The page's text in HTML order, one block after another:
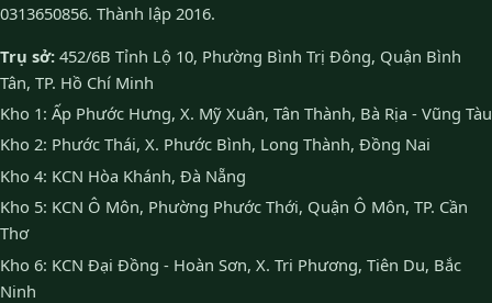
0313650856. Thành lập 2016.
Trụ sở: 452/6B Tỉnh Lộ 10, Phường Bình Trị Đông, Quận Bình
Tân, TP. Hồ Chí Minh
Kho 1: Ấp Phước Hưng, X. Mỹ Xuân, Tân Thành, Bà Rịa - Vũng Tàu
Kho 2: Phước Thái, X. Phước Bình, Long Thành, Đồng Nai
Kho 4: KCN Hòa Khánh, Đà Nẵng
Kho 5: KCN Ô Môn, Phường Phước Thới, Quận Ô Môn, TP. Cần
Thơ
Kho 6: KCN Đại Đồng - Hoàn Sơn, X. Tri Phương, Tiên Du, Bắc
Ninh